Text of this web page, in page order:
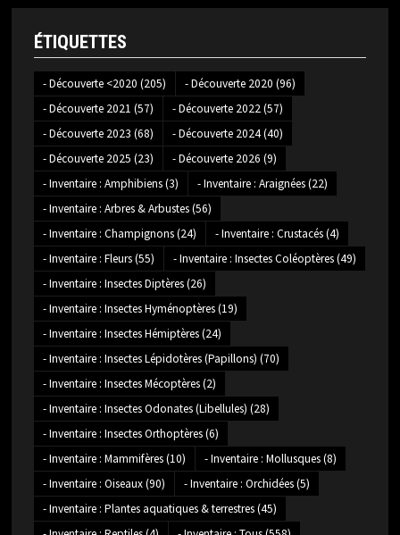
ÉTIQUETTES
- Découverte <2020 (205) - Découverte 2020 (96)
- Découverte 2021 (57) - Découverte 2022(57)
- Découverte 2023 (68) - Découverte 2024(40)
- Découverte 2025 (23) - Découverte 2026 (9)
- Inventaire : Amphibiens(3) - Inventaire : Araignées(22)
- Inventaire : Arbres & Arbustes(56)
- Inventaire : Champignons(24) - Inventaire : Crustacés(4)
- Inventaire : Fleurs(55) - Inventaire : Insectes Coléoptères(49)
- Inventaire : Insectes Diptères(26)
- Inventaire : Insectes Hyménoptères(19)
- Inventaire : Insectes Hémiptères(24)
- Inventaire : Insectes Lépidotères (Papillons) (70)
- Inventaire : Insectes Mécoptères(2)
- Inventaire : Insectes Odonates (Libellules) (28)
- Inventaire : Insectes Orthoptères(6)
- Inventaire : Mammifères(10) - Inventaire : Mollusques(8)
- Inventaire : Oiseaux(90) - Inventaire : Orchidées(5)
- Inventaire : Plantes aquatiques & terrestres(45)